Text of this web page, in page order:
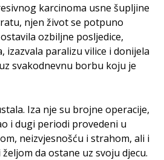
karcinoma usne šupljine
njen život se potpuno
ozbiljne posljedice,
izazvala paralizu vilice i donijela
svakodnevnu borbu koju je
Iza nje su brojne operacije,
i dugi periodi provedeni u
neizvjesnošću i strahom, ali i
da ostane uz svoju djecu.